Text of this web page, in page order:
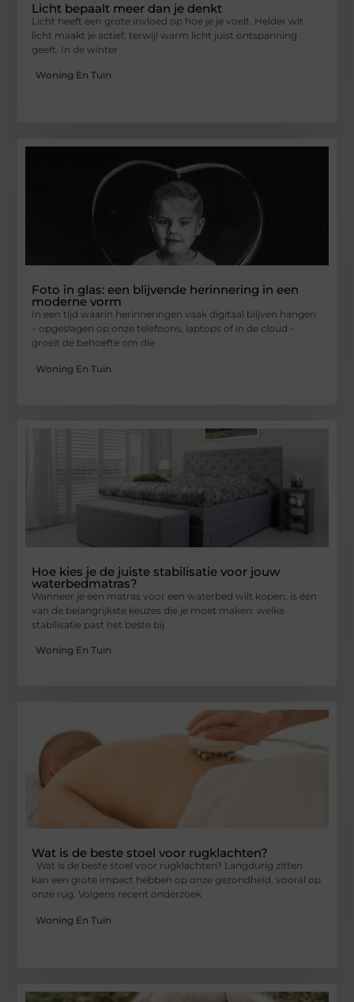
Licht bepaalt meer dan je denkt
Licht heeft een grote invloed op hoe je je voelt. Helder wit
licht maakt je actief, terwijl warm licht juist ontspanning
geeft. In de winter
Woning En Tuin
Foto in glas: een blijvende herinnering in een
moderne vorm
In een tijd waarin herinneringen vaak digitaal blijven hangen
– opgeslagen op onze telefoons, laptops of in de cloud –
groeit de behoefte om die
Woning En Tuin
Hoe kies je de juiste stabilisatie voor jouw
waterbedmatras?
Wanneer je een matras voor een waterbed wilt kopen, is één
van de belangrijkste keuzes die je moet maken: welke
stabilisatie past het beste bij
Woning En Tuin
Wat is de beste stoel voor rugklachten?
Wat is de beste stoel voor rugklachten? Langdurig zitten
kan een grote impact hebben op onze gezondheid, vooral op
onze rug. Volgens recent onderzoek
Woning En Tuin